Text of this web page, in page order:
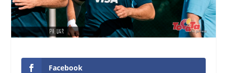
Facebook